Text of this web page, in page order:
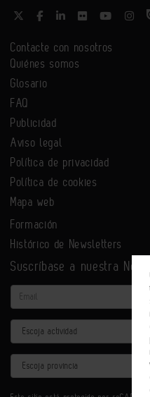
Contacte con nosotros
Quiénes somos
Glosario
FAQ
Publicidad
Aviso legal
Política de privacidad
Política de cookies
Mapa web
Formación
Histórico de Newsletters
Suscríbase a nuestra
Email
Actividad
Provincia